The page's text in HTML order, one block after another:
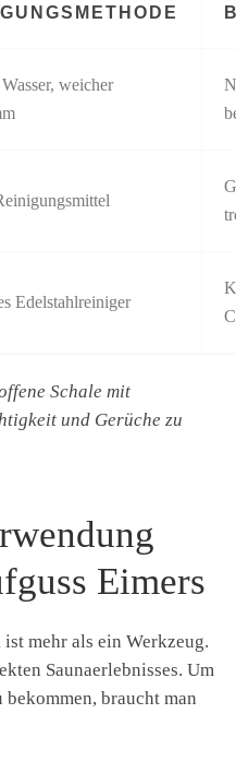
weicher
Edelstahlreiniger
Schale mit
und Gerüche zu
Eimers
ist mehr als ein Werkzeug.
Saunaerlebnisses. Um
braucht man